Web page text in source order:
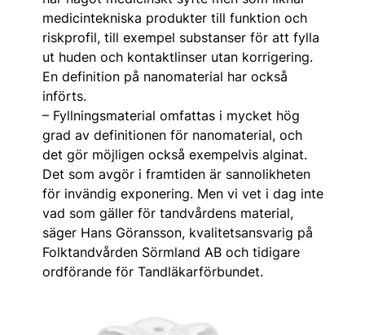
medicintekniska produkter till funktion och
riskprofil, till exempel substanser för att fylla
ut huden och kontaktlinser utan korrigering.
En definition på nanomaterial har också
införts.
– Fyllningsmaterial omfattas i mycket hög
grad av definitionen för nanomaterial, och
det gör möjligen också exempelvis alginat.
Det som avgör i framtiden är sannolikheten
för invändig exponering. Men vi vet i dag inte
vad som gäller för tandvårdens material,
säger Hans Göransson, kvalitetsansvarig på
Folktandvården Sörmland AB och tidigare
ordförande för Tandläkarförbundet.